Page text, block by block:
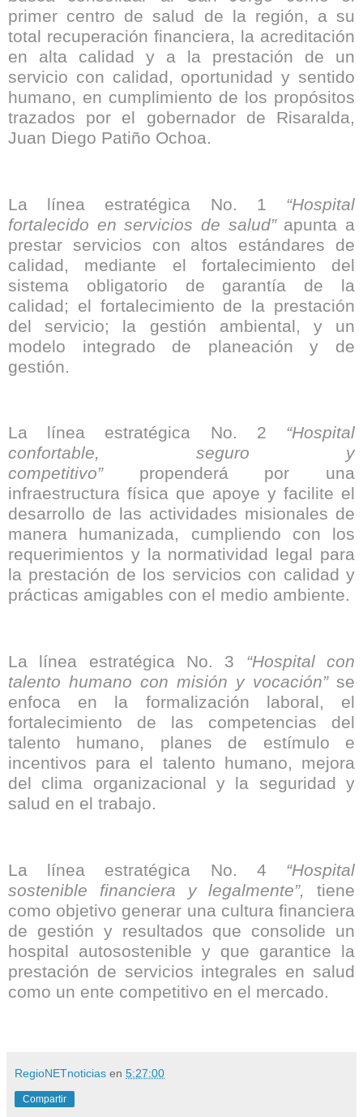
primer centro de salud de la región, a su
total recuperación financiera, la acreditación
en alta calidad y a la prestación de un
servicio con calidad, oportunidad y sentido
humano, en cumplimiento de los propósitos
trazados por el gobernador de Risaralda,
Juan Diego Patiño Ochoa.
La línea estratégica No. 1 “Hospital
fortalecido en servicios de salud”apunta a
prestar servicios con altos estándares de
calidad, mediante el fortalecimiento del
sistema obligatorio de garantía de la
calidad; el fortalecimiento de la prestación
del servicio; la gestión ambiental, y un
modelo integrado de planeación y de
gestión.
La línea estratégica No. 2 “Hospital
confortable, seguro y
competitivo”propenderá por una
infraestructura física que apoye y facilite el
desarrollo de las actividades misionales de
manera humanizada, cumpliendo con los
requerimientos y la normatividad legal para
la prestación de los servicios con calidad y
prácticas amigables con el medio ambiente.
La línea estratégica No. 3 “Hospital con
talento humano con misión y vocación”se
enfoca en la formalización laboral, el
fortalecimiento de las competencias del
talento humano, planes de estímulo e
incentivos para el talento humano, mejora
del clima organizacional y la seguridad y
salud en el trabajo.
La línea estratégica No. 4 “Hospital
sostenible financiera y legalmente”, tiene
como objetivo generar una cultura financiera
de gestión y resultados que consolide un
hospital autosostenible y que garantice la
prestación de servicios integrales en salud
como un ente competitivo en el mercado.
RegioNETnoticias en 5:27:00
Compartir